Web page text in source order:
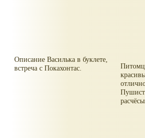
Описание Василька в буклете,
встреча с Покахонтас.